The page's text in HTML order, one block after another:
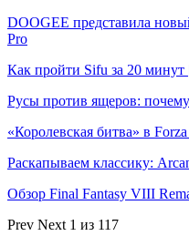
DOOGEE представила
Pro
Как пройти Sifu за 20
Русы против ящеров:
«Королевская битва» в
Раскапываем классику:
Обзор Final Fantasy VIII
Prev Next 1 из 117